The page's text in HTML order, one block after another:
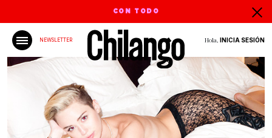
CON TODO
NEWSLETTER Hola, INICIA SESIÓN